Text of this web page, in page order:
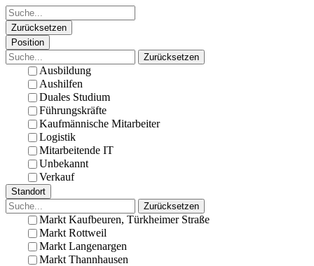
Zurücksetzen
Position
Zurücksetzen
Ausbildung
Aushilfen
Duales Studium
Führungskräfte
Kaufmännische Mitarbeiter
Logistik
Mitarbeitende IT
Unbekannt
Verkauf
Standort
Zurücksetzen
Markt Kaufbeuren, Türkheimer Straße
Markt Rottweil
Markt Langenargen
Markt Thannhausen